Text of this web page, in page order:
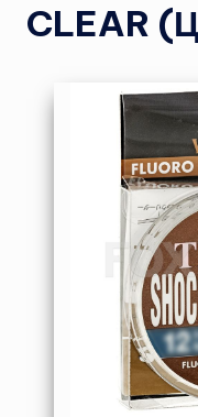
CLEAR